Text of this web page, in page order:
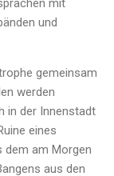
mit
und
gemeinsam
werden
in der Innenstadt
eines
dem am Morgen
aus den